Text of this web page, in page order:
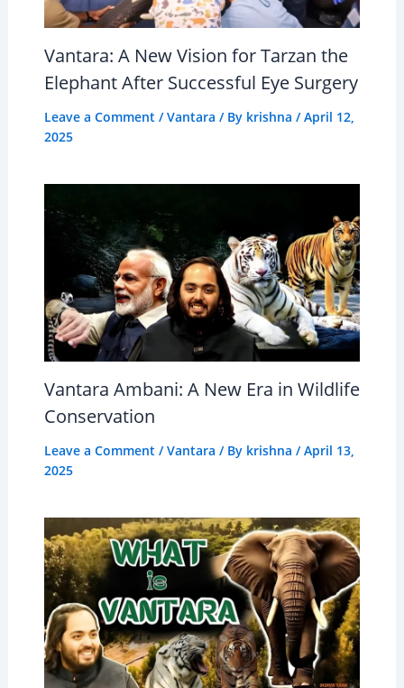
Vantara: A New Vision for Tarzan the
Elephant After Successful Eye Surgery
Leave a Comment /Vantara / By krishna /April 12,
2025
Vantara Ambani: A New Era in Wildlife
Conservation
Leave a Comment /Vantara / By krishna /April 13,
2025